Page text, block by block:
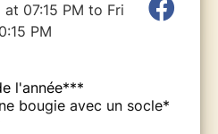
07:15 PM to Fri
PM
l'année***
bougie avec un socle*